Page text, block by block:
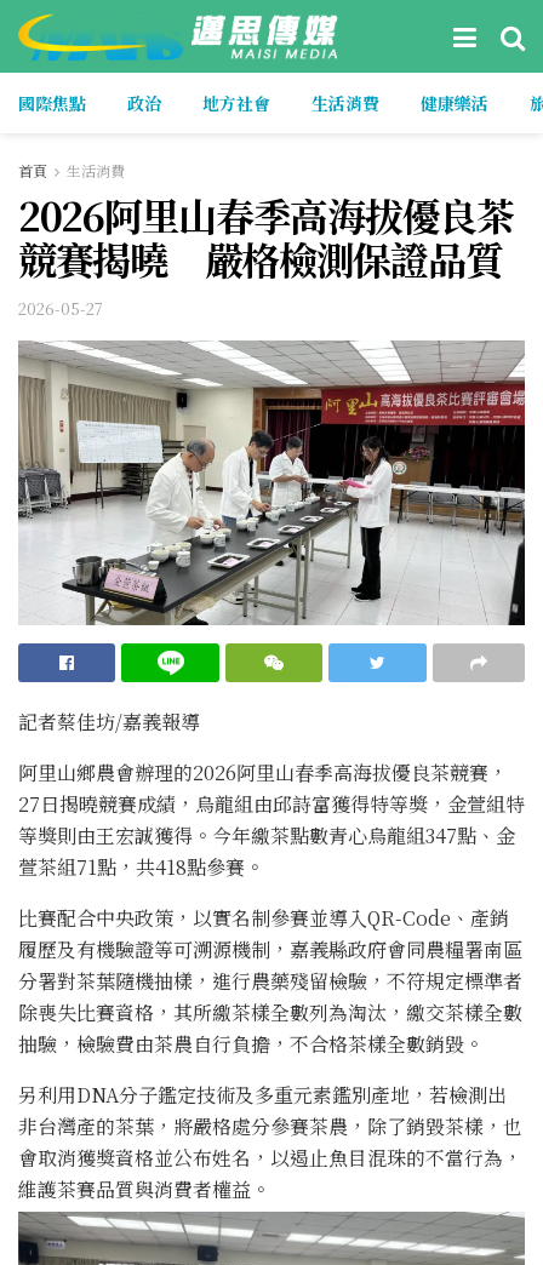
國際焦點 政治 地方社會 生活消費 健康樂活
首頁 生活消費
2026阿里山春季高海拔優良茶
競賽揭曉 嚴格檢測保證品質
2026-05-27
記者蔡佳坊/嘉義報導
阿里山鄉農會辦理的2026阿里山春季高海拔優良茶競賽，
27日揭曉競賽成績，烏龍組由邱詩富獲得特等獎，金萱組特
等獎則由王宏誠獲得。今年繳茶點數青心烏龍組347點、金
萱茶組71點，共418點參賽。
比賽配合中央政策，以實名制參賽並導入QR-Code、產銷
履歷及有機驗證等可溯源機制，嘉義縣政府會同農糧署南區
分署對茶葉隨機抽樣，進行農藥殘留檢驗，不符規定標準者
除喪失比賽資格，其所繳茶樣全數列為淘汰，繳交茶樣全數
抽驗，檢驗費由茶農自行負擔，不合格茶樣全數銷毀。
另利用DNA分子鑑定技術及多重元素鑑別產地，若檢測出
非台灣產的茶葉，將嚴格處分參賽茶農，除了銷毀茶樣，也
會取消獲獎資格並公布姓名，以遏止魚目混珠的不當行為，
維護茶賽品質與消費者權益。